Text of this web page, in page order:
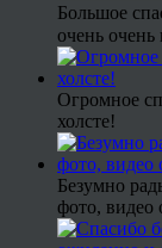
Большое
очень
Огромное
холсте!
Безумно
фото, видео